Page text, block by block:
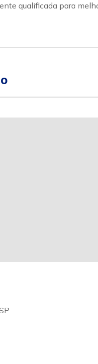
qualificada para